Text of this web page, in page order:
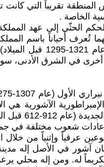
تقريباً التي
الخاصة .
وابنه
في الشرق الأدنى،
الآشورية
وواصلت
وعادات شعوب مختلفة في
عرقياً وإثنياً من خلال
آشور في الأصل إله
له. ومن إله محلي